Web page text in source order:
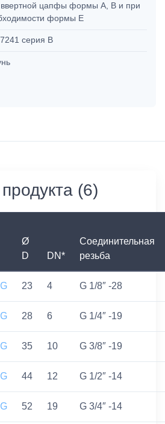
цапфы формы A, B и при
формы E
серия B
(6)
Ø
D
DN*
Соединительная
резьба
23 4 G 1/8″ -28
28 6 G 1/4″ -19
35 10 G 3/8″ -19
44 12 G 1/2″ -14
52 19 G 3/4″ -14